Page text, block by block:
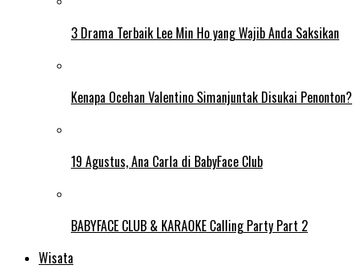
3 Drama Terbaik Lee Min Ho yang Wajib Anda Saksikan
Kenapa Ocehan Valentino Simanjuntak Disukai Penonton?
19 Agustus, Ana Carla di BabyFace Club
BABYFACE CLUB & KARAOKE Calling Party Part 2
Wisata